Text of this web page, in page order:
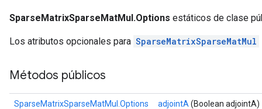
SparseMatrixSparseMatMul.Options estáticos de clase
Los atributos opcionales para SparseMatrixSparseMatMul
Métodos públicos
SparseMatrixSparseMatMul.Options adjointA (Boolean adjointA)